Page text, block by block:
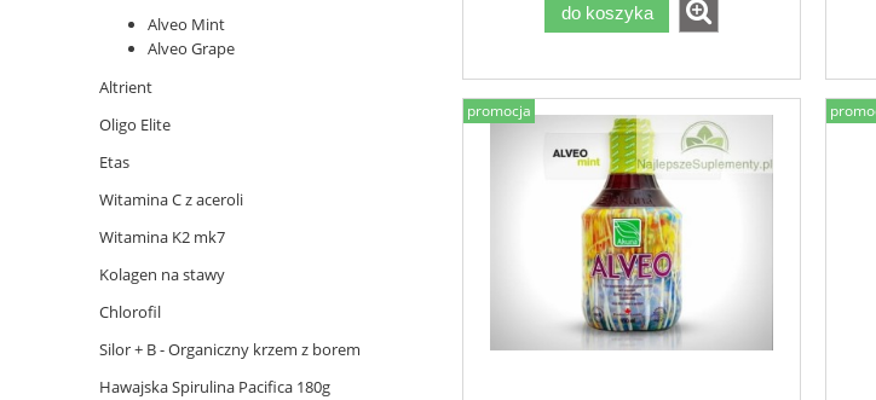
Alveo Mint
Alveo Grape
Altrient
Oligo Elite
Etas
Witamina C z aceroli
Witamina K2 mk7
Kolagen na stawy
Chlorofil
Silor + B - Organiczny krzem z borem
Hawajska Spirulina Pacifica 180g
do koszyka
promocja